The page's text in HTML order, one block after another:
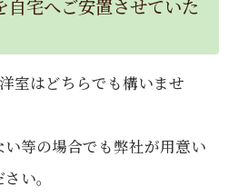
自宅へご安置させていた
室はどちらでも構いませ
等の場合でも弊社が用意い
い。